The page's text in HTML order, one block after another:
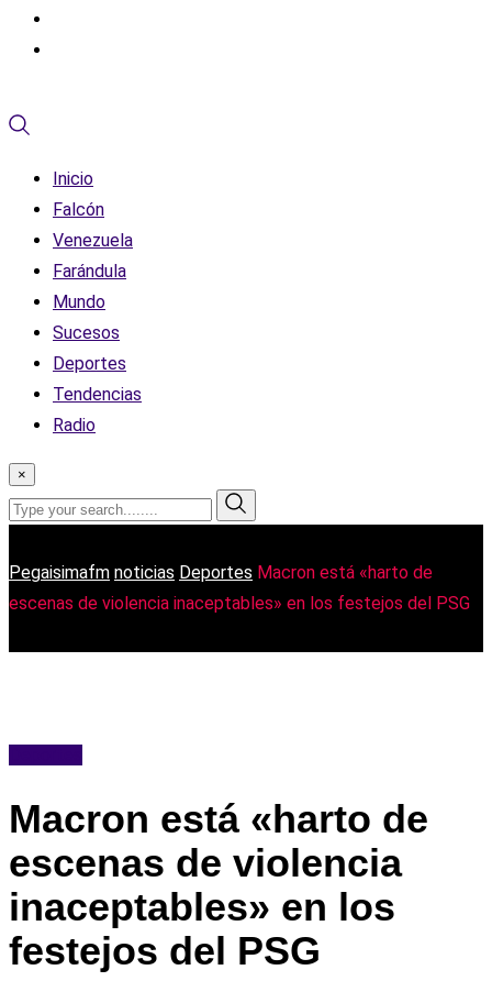
Inicio
Falcón
Venezuela
Farándula
Mundo
Sucesos
Deportes
Tendencias
Radio
×
Pegaisimafm noticias Deportes Macron está «harto de
escenas de violencia inaceptables» en los festejos del PSG
Macron está «harto de
escenas de violencia
inaceptables» en los
festejos del PSG